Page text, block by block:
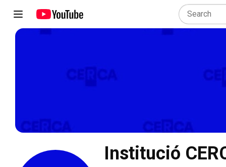
Institució